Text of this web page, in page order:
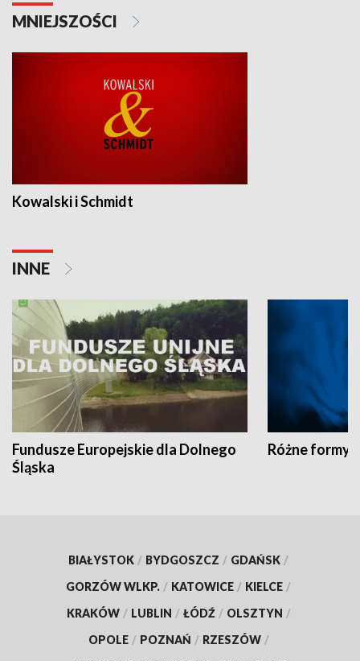
MNIEJSZOŚCI
Kowalski i Schmidt
INNE
Fundusze Europejskie dla Dolnego
Śląska
Różne formy
BIAŁYSTOK / BYDGOSZCZ / GDAŃSK /
GORZÓW WLKP. / KATOWICE / KIELCE /
KRAKÓW / LUBLIN / ŁÓDŹ / OLSZTYN /
OPOLE / POZNAŃ / RZESZÓW /